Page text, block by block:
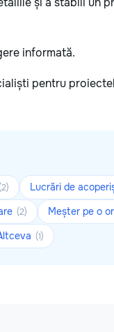
informată.
pentru
(2) Lucrări de
(2) Meșter pe o
(1)